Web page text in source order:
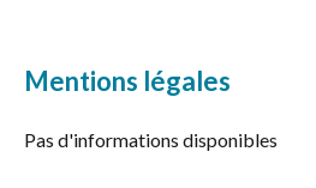
Mentions légales
Pas d'informations disponibles